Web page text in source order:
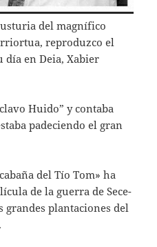
del magnífico
reproduzco el
día en Deia, Xabier
Huido” y contaba
padeciendo el gran
del Tío Tom» ha
de la guerra de Sece­
grandes planta­ciones del